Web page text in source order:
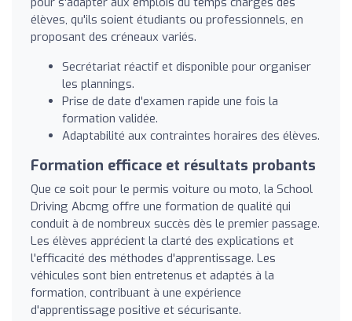
élèves, qu'ils soient étudiants ou professionnels, en
proposant des créneaux variés.
Secrétariat réactif et disponible pour organiser
les plannings.
Prise de date d'examen rapide une fois la
formation validée.
Adaptabilité aux contraintes horaires des élèves.
Formation efficace et résultats probants
Que ce soit pour le permis voiture ou moto, la School
Driving Abcmg offre une formation de qualité qui
conduit à de nombreux succès dès le premier passage.
Les élèves apprécient la clarté des explications et
l'efficacité des méthodes d'apprentissage. Les
véhicules sont bien entretenus et adaptés à la
formation, contribuant à une expérience
d'apprentissage positive et sécurisante.